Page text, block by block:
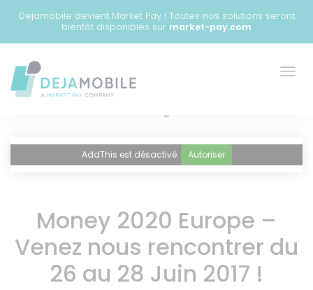
Dejamobile devient Market Pay ! Toutes nos solutions seront
bientôt disponibles sur market-pay.com
AddThis est désactivé. Autoriser
Money 2020 Europe –
Venez nous rencontrer du
26 au 28 Juin 2017 !